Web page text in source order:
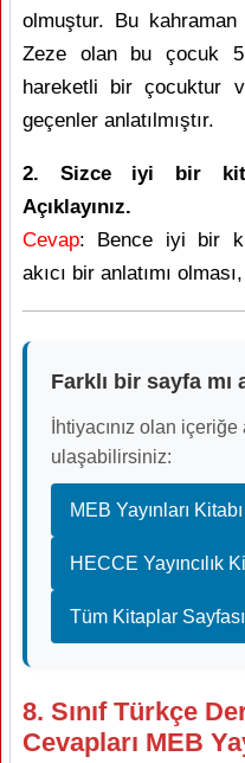
olmuştur. Bu
Zeze olan bu çocuk
hareketli bir çocuktur
geçenler anlatılmıştır.
2. Sizce iyi bir
Açıklayınız.
Cevap: Bence iyi bir
akıcı bir anlatımı
Farklı bir sayfa mı
İhtiyacınız olan
ulaşabilirsiniz:
MEB Yayınları Kitabı
HECCE Yayıncılık
Tüm Kitaplar Sayfası
8. Sınıf Türkçe
Cevapları MEB